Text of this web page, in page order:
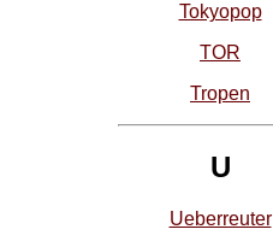
Tokyopop
TOR
Tropen
U
Ueberreuter